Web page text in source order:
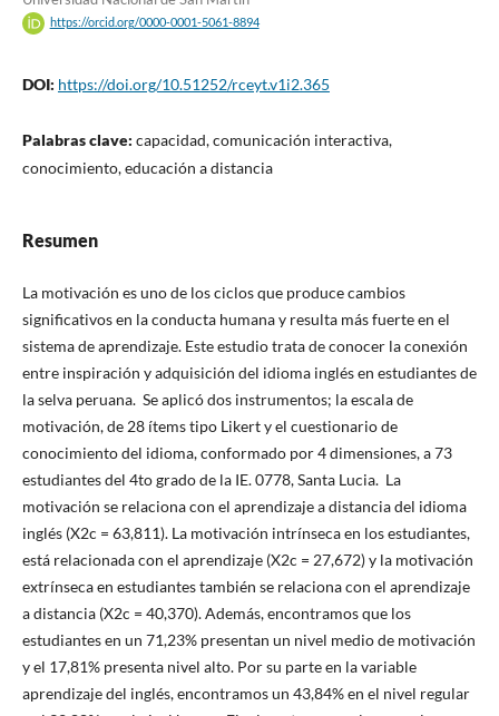
https://orcid.org/0000-0001-5061-8894
DOI: https://doi.org/10.51252/rceyt.v1i2.365
Palabras clave: capacidad, comunicación interactiva,
conocimiento, educación a distancia
Resumen
La motivación es uno de los ciclos que produce cambios
significativos en la conducta humana y resulta más fuerte en el
sistema de aprendizaje. Este estudio trata de conocer la conexión
entre inspiración y adquisición del idioma inglés en estudiantes de
la selva peruana. Se aplicó dos instrumentos; la escala de
motivación, de 28 ítems tipo Likert y el cuestionario de
conocimiento del idioma, conformado por 4 dimensiones, a 73
estudiantes del 4to grado de la IE. 0778, Santa Lucia. La
motivación se relaciona con el aprendizaje a distancia del idioma
inglés (X2c = 63,811). La motivación intrínseca en los estudiantes,
está relacionada con el aprendizaje (X2c = 27,672) y la motivación
extrínseca en estudiantes también se relaciona con el aprendizaje
a distancia (X2c = 40,370). Además, encontramos que los
estudiantes en un 71,23% presentan un nivel medio de motivación
y el 17,81% presenta nivel alto. Por su parte en la variable
aprendizaje del inglés, encontramos un 43,84% en el nivel regular